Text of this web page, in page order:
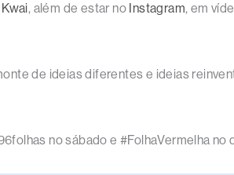
Kwai, além de estar no Instagram, em
de ideias diferentes e ideias
no sábado e #FolhaVermelha no